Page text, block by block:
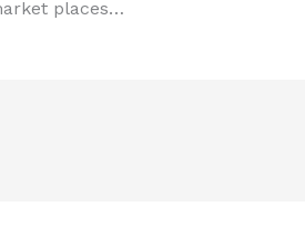
places…